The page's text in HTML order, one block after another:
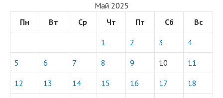
Май 2025
Пн
Вт Ср Чт Пт Сб Вс
1 2 3 4
5 6 7 8 9 10 11
12 13 14 15 16 17 18